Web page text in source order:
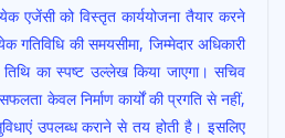
एजेंसी को विस्तृत कार्ययोजना तैयार करने
गतिविधि की समयसीमा, जिम्मेदार अधिकारी
तिथि का स्पष्ट उल्लेख किया जाएगा। सचिव
केवल निर्माण कार्यों की प्रगति से नहीं,
उपलब्ध कराने से तय होती है। इसलिए